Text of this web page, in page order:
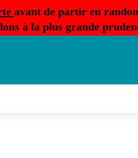
avant de partir en
à la plus grande